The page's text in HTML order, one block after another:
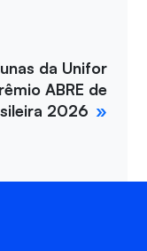
da Unifor
ABRE de
2026